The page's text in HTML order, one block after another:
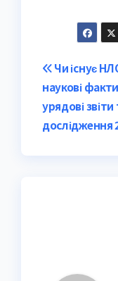
Post
Чи існує
наукові
урядові звіти
дослідження